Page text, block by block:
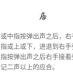
中指按弹出声之后，
或上或下，进退到右
按弹出声之后右手接
二声以上的应合。